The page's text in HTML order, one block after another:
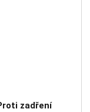
zadření